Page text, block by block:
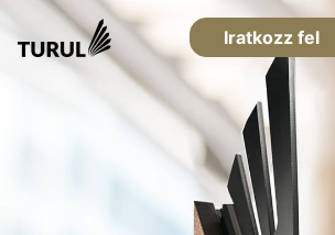
Iratkozz fel